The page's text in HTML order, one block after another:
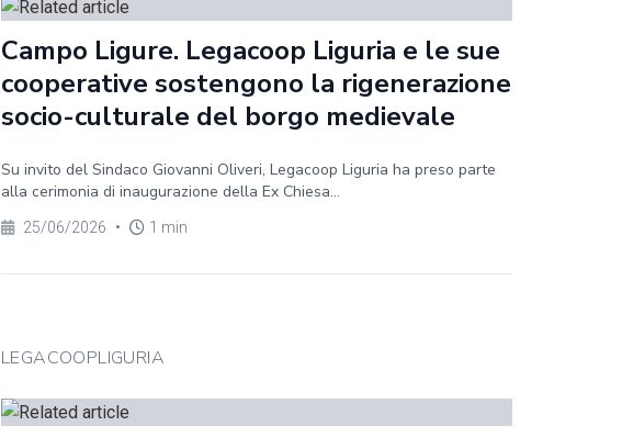
Campo Ligure. Legacoop Liguria e le sue
cooperative sostengono la rigenerazione
socio-culturale del borgo medievale
Su invito del Sindaco Giovanni Oliveri, Legacoop Liguria ha preso parte
alla cerimonia di inaugurazione della Ex Chiesa...
25/06/2026 • 1 min
LEGACOOPLIGURIA